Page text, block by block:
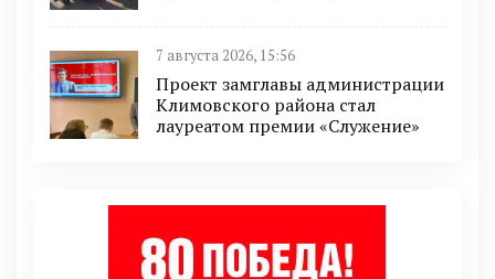
7 августа 2026, 15:56
Проект замглавы администрации
Климовского района стал
лауреатом премии «Служение»